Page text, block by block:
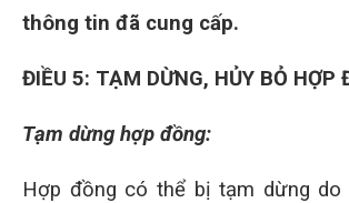
thông tin đã cung cấp.
ĐIỀU 5: TẠM DỪNG, HỦY BỎ HỢP
Tạm dừng hợp đồng:
Hợp đồng có thể bị tạm dừng do